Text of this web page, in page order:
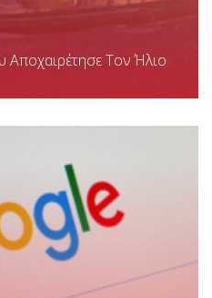
Τον Ήλιο